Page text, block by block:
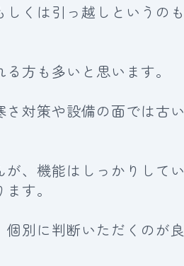
くは引っ越しというのも
方も多いと思います。
対策や設備の面では古い
、機能はしっかりしてい
す。
別に判断いただくのが良